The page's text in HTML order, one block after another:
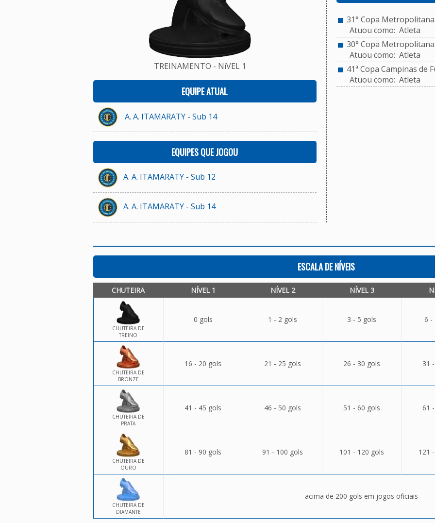
TREINAMENTO - NíVEL 1
EQUIPE ATUAL
A. A. ITAMARATY - Sub 14
EQUIPES QUE JOGOU
A. A. ITAMARATY - Sub 12
A. A. ITAMARATY - Sub 14
31° Copa Metropolitana
Atuou como: Atleta
30° Copa Metropolitana
Atuou como: Atleta
41ª Copa Campinas de
Atuou como: Atleta
ESCALA DE NÍVEIS
CHUTEIRA NÍVEL 1 NÍVEL 2 NÍVEL 3
CHUTEIRA DE
TREINO
0 gols 1 - 2 gols 3 - 5 gols 6 -
CHUTEIRA DE
BRONZE
16 - 20 gols 21 - 25 gols 26 - 30 gols 31
CHUTEIRA DE
PRATA
41 - 45 gols 46 - 50 gols 51 - 60 gols 61
CHUTEIRA DE
OURO
81 - 90 gols 91 - 100 gols 101 - 120 gols 121
CHUTEIRA DE
DIAMANTE
acima de 200 gols em jogos oficiais